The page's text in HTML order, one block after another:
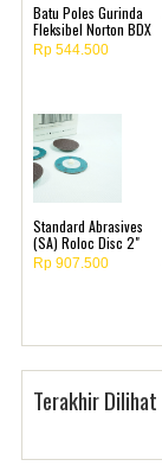
Batu Poles Gurinda
Fleksibel Norton BDX
Rp 544.500
Standard Abrasives
(SA) Roloc Disc 2"
Rp 907.500
Terakhir Dilihat